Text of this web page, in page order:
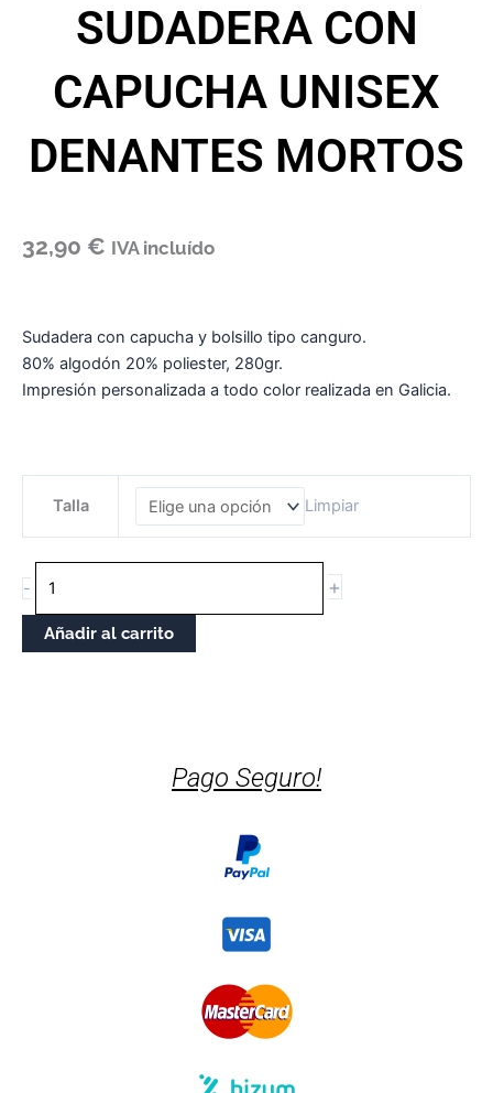
SUDADERA CON
CAPUCHA UNISEX
DENANTES MORTOS
32,90 € IVA incluído
Sudadera con capucha y bolsillo tipo canguro.
80% algodón 20% poliester, 280gr.
Impresión personalizada a todo color realizada en Galicia.
Talla Limpiar
-
CON
CAPUCHA
UNISEX
DENANTES
MORTOS
cantidade
+
Añadir al carrito
Pago Seguro!